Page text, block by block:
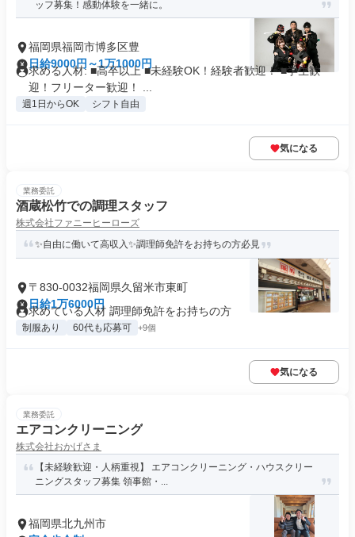
ッフ募集！感動体験を一緒に。
福岡県福岡市博多区豊
日給9000円～1万1000円
求める人材: ■高卒以上 ■未経験OK！経験者歓迎！ ■学生歓
迎！フリーター歓迎！ ...
週1日からOK シフト自由
気になる
業務委託
酒蔵松竹での調理スタッフ
株式会社ファニーヒーローズ
✨自由に働いて高収入✨調理師免許をお持ちの方必見
〒830-0032福岡県久留米市東町
日給1万6000円
求めている人材 調理師免許をお持ちの方
制服あり 60代も応募可 +9個
気になる
業務委託
エアコンクリーニング
株式会社おかげさま
【未経験歓迎・人柄重視】 エアコンクリーニング・ハウスクリー
ニングスタッフ募集 領事館・...
福岡県北九州市